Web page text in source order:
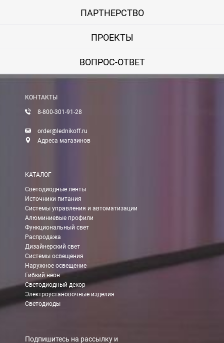
ПАРТНЕРСТВО
ПРОЕКТЫ
ВОПРОС-ОТВЕТ
КОНТАКТЫ
8-800-301-91-28
order@lednikoff.ru
Адреса магазинов
КАТАЛОГ
Светодиодные ленты
Источники питания
Системы управления и автоматизации
Алюминиевые профили
Функциональный свет
Распродажа
Дизайнерский свет
Системы освещения
Наружное освещение
Гибкий неон
Светодиодный декор
Электроустановочные изделия
Светодиоды
Подпишитесь на рассылку и